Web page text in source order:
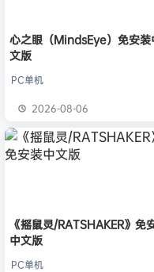
心之眼（MindsEye）免安装
文版
PC单机
2026-08-06
《摇鼠灵/RATSHAKER》免
中文版
PC单机